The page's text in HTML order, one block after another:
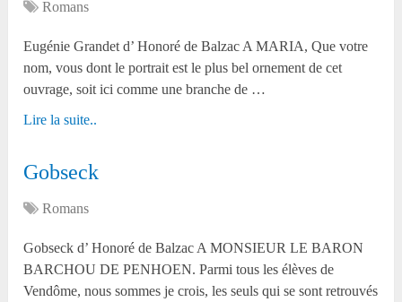
Romans
Eugénie Grandet d’ Honoré de Balzac A MARIA, Que votre
nom, vous dont le portrait est le plus bel ornement de cet
ouvrage, soit ici comme une branche de …
Lire la suite..
Gobseck
Romans
Gobseck d’ Honoré de Balzac A MONSIEUR LE BARON
BARCHOU DE PENHOEN. Parmi tous les élèves de
Vendôme, nous sommes je crois, les seuls qui se sont retrouvés